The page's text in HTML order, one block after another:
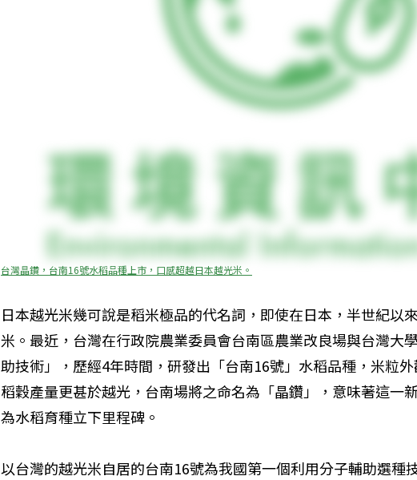
台灣晶鑽，台南16號水稻品種上市，口感超越日本越光米。
日本越光米幾可說是稻米極品的代名詞，即使在日本，半世紀以
米。最近，台灣在行政院農業委員會台南區農業改良場與台灣大
助技術」，歷經4年時間，研發出「台南16號」水稻品種，米粒
稻穀產量更甚於越光，台南場將之命名為「晶鑽」，意味著這一
為水稻育種立下里程碑。
以台灣的越光米自居的台南16號為我國第一個利用分子輔助選種